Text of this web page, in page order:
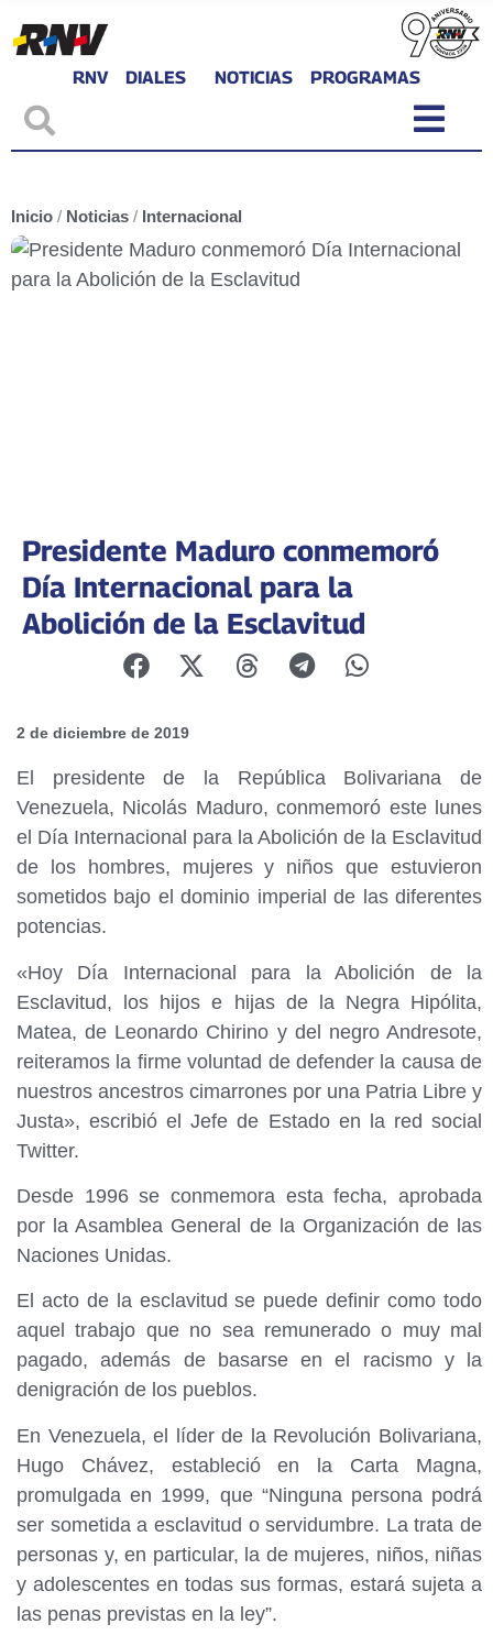
RNV DIALES NOTICIAS PROGRAMAS
Inicio / Noticias / Internacional
Presidente Maduro conmemoró
Día Internacional para la
Abolición de la Esclavitud
2 de diciembre de 2019
El presidente de la República Bolivariana de
Venezuela, Nicolás Maduro, conmemoró este lunes
el Día Internacional para la Abolición de la Esclavitud
de los hombres, mujeres y niños que estuvieron
sometidos bajo el dominio imperial de las diferentes
potencias.
«Hoy Día Internacional para la Abolición de la
Esclavitud, los hijos e hijas de la Negra Hipólita,
Matea, de Leonardo Chirino y del negro Andresote,
reiteramos la firme voluntad de defender la causa de
nuestros ancestros cimarrones por una Patria Libre y
Justa», escribió el Jefe de Estado en la red social
Twitter.
Desde 1996 se conmemora esta fecha, aprobada
por la Asamblea General de la Organización de las
Naciones Unidas.
El acto de la esclavitud se puede definir como todo
aquel trabajo que no sea remunerado o muy mal
pagado, además de basarse en el racismo y la
denigración de los pueblos.
En Venezuela, el líder de la Revolución Bolivariana,
Hugo Chávez, estableció en la Carta Magna,
promulgada en 1999, que “Ninguna persona podrá
ser sometida a esclavitud o servidumbre. La trata de
personas y, en particular, la de mujeres, niños, niñas
y adolescentes en todas sus formas, estará sujeta a
las penas previstas en la ley”.